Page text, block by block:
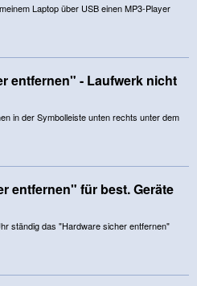
Laptop über USB einen MP3-Player
entfernen" - Laufwerk nicht
in der Symbolleiste unten rechts unter dem
entfernen" für best. Geräte
ständig das "Hardware sicher entfernen"